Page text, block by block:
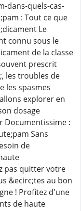
dans-quels-cas-
: Tout ce que
Le
connu sous le
de la classe
prescrit
les troubles de
les spasmes
explorer en
dosage
Documentissime :
Sans
de
pas quitter votre
&ecirc;tes au bon
! Profitez d'une
de haute